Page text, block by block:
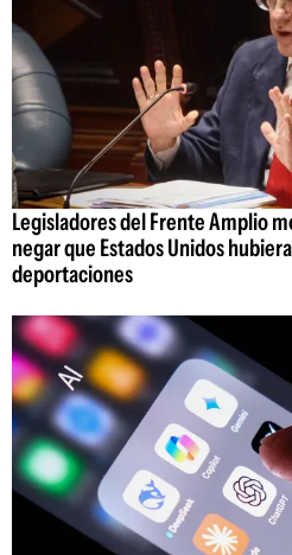
Legisladores del Frente Amplio
negar que Estados Unidos
deportaciones